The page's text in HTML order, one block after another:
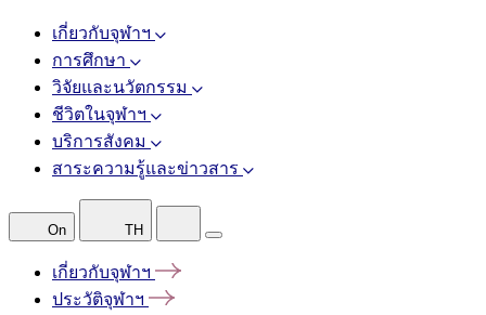
เกี่ยวกับจุฬาฯ
การศึกษา
วิจัยและนวัตกรรม
ชีวิตในจุฬาฯ
บริการสังคม
สาระความรู้และข่าวสาร
On TH
เกี่ยวกับจุฬาฯ
ประวัติจุฬาฯ